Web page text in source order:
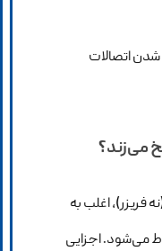
شدن اتصالات
می‌زند؟
اغلب به
می‌شود. اجزایی